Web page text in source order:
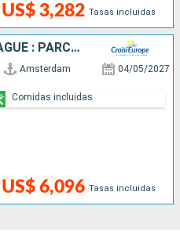
US$ 3,282 Tasas incluidas
D'AMSTERDAM À COPENHAGUE : PARCOUREZ LES CANAUX DU NORD EN CROISIÈRE, L'ELBE, LA HAVEL, L'ODER ET LA MER BALTIQUE
Amsterdam 04/05/2027
US$ 6,096 Tasas incluidas
Comidas incluidas